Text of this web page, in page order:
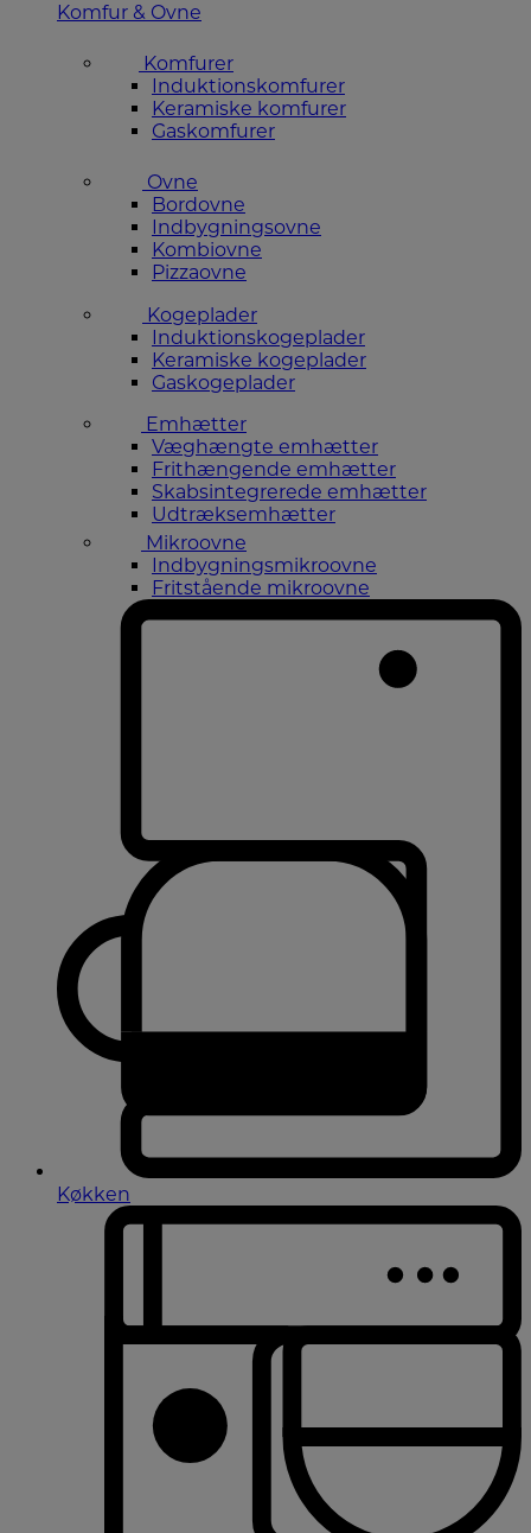
Komfur & Ovne
Komfurer
Induktionskomfurer
Keramiske komfurer
Gaskomfurer
Ovne
Bordovne
Indbygningsovne
Kombiovne
Pizzaovne
Kogeplader
Induktionskogeplader
Keramiske kogeplader
Gaskogeplader
Emhætter
Væghængte emhætter
Frithængende emhætter
Skabsintegrerede emhætter
Udtræksemhætter
Mikroovne
Indbygningsmikroovne
Fritstående mikroovne
Køkken